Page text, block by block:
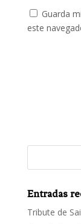
Guarda
este
Entradas
Tribute de